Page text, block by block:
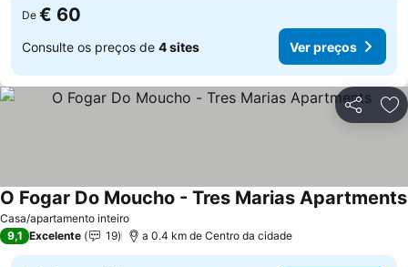
De € 60
Consulte os preços de 4 sites Ver preços
Partilhar
Casa/apartamento inteiro
O Fogar Do Moucho - Tres Marias Apartments
9,1 Excelente 19 a 0.4 km de Centro da cidade